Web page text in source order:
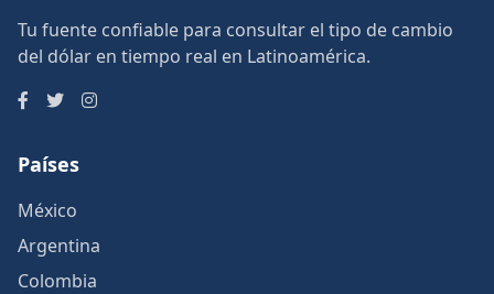
Tu fuente confiable para consultar el tipo de cambio
del dólar en tiempo real en Latinoamérica.
Países
México
Argentina
Colombia